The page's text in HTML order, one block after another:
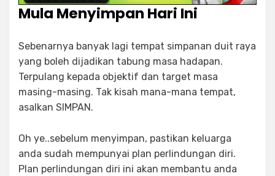
Mula Menyimpan Hari Ini
Sebenarnya banyak lagi tempat simpanan duit raya
yang boleh dijadikan tabung masa hadapan.
Terpulang kepada objektif dan target masa
masing-masing. Tak kisah mana-mana tempat,
asalkan SIMPAN.
Oh ye..sebelum menyimpan, pastikan keluarga
anda sudah mempunyai plan perlindungan diri.
Plan perlindungan diri ini akan membantu anda